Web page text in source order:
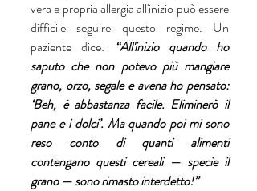
vera e propria allergia all'inizio può essere
difficile seguire questo regime. Un
paziente dice:
“All'inizio quando ho
saputo che non potevo più mangiare
grano, orzo, segale e avena ho pensato:
‘Beh, è abbastanza facile. Eliminerò il
pane e i dolci’. Ma quando poi mi sono
reso conto di quanti alimenti
contengano questi cereali — specie il
grano — sono rimasto interdetto!”